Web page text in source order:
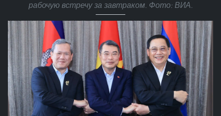
рабочую встречу за завтраком. Фото: ВИА.